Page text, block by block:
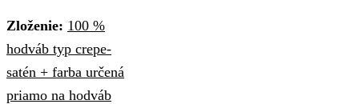
Zloženie: 100 %
hodváb typ crepe-
satén + farba určená
priamo na hodváb